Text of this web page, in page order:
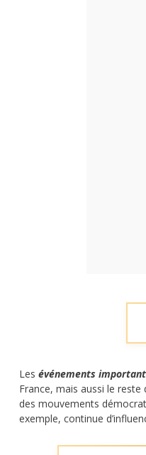
Les événements
France, mais aussi le reste
des mouvements
exemple, continue